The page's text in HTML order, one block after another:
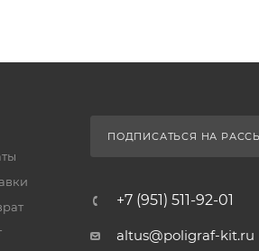
ПОДПИСАТЬСЯ НА
+7 (951) 511-92-01
altus@poligraf-kit.ru